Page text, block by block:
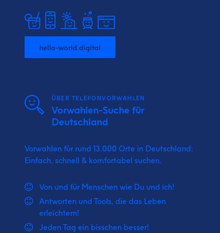
hello-world.digital
ÜBER TELEFONVORWAHLEN
Vorwahlen-Suche für
Deutschland
Vorwahlen für rund 13.000 Orte in Deutschland:
Einfach, schnell & komfortabel suchen.
Von und für Menschen wie Du und ich!
Antworten und Tools, die das Leben
erleichtern!
Jeden Tag ein bisschen besser!